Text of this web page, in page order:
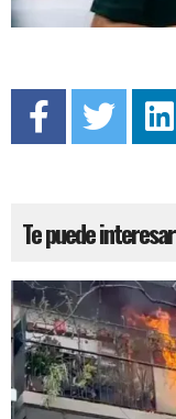
Te puede interesar